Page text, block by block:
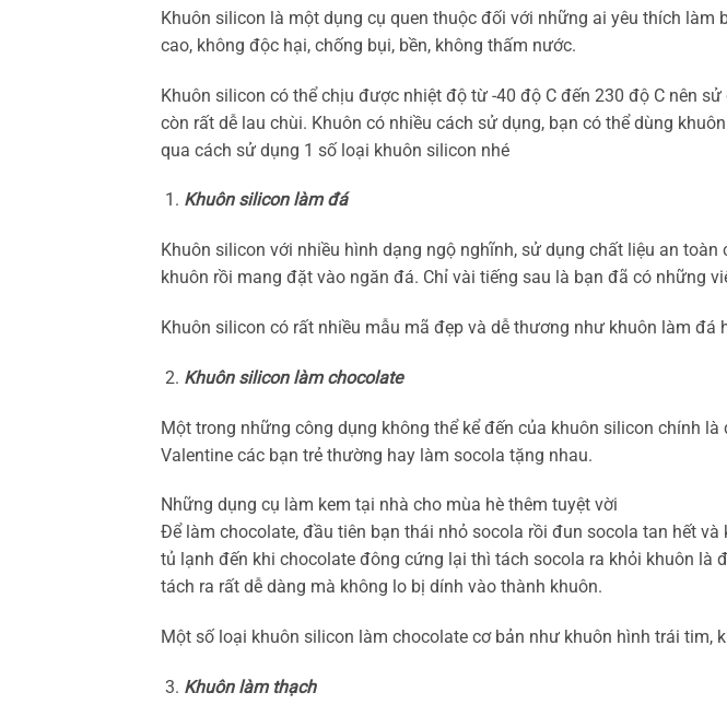
Khuôn silicon là một dụng cụ quen thuộc đối với những ai yêu thích
cao, không độc hại, chống bụi, bền, không thấm nước.
Khuôn silicon có thể chịu được nhiệt độ từ -40 độ C đến 230 độ C nên
còn rất dễ lau chùi. Khuôn có nhiều cách sử dụng, bạn có thể dùng
qua cách sử dụng 1 số loại khuôn silicon nhé
Khuôn silicon làm đá
Khuôn silicon với nhiều hình dạng ngộ nghĩnh, sử dụng chất liệu an
khuôn rồi mang đặt vào ngăn đá. Chỉ vài tiếng sau là bạn đã có những
Khuôn silicon có rất nhiều mẫu mã đẹp và dễ thương như khuôn làm
Khuôn silicon làm chocolate
Một trong những công dụng không thể kể đến của khuôn silicon chính
Valentine các bạn trẻ thường hay làm socola tặng nhau.
Những dụng cụ làm kem tại nhà cho mùa hè thêm tuyệt vời
Để làm chocolate, đầu tiên bạn thái nhỏ socola rồi đun socola tan hết
tủ lạnh đến khi chocolate đông cứng lại thì tách socola ra khỏi khuôn
tách ra rất dễ dàng mà không lo bị dính vào thành khuôn.
Một số loại khuôn silicon làm chocolate cơ bản như khuôn hình trái tim,
Khuôn làm thạch